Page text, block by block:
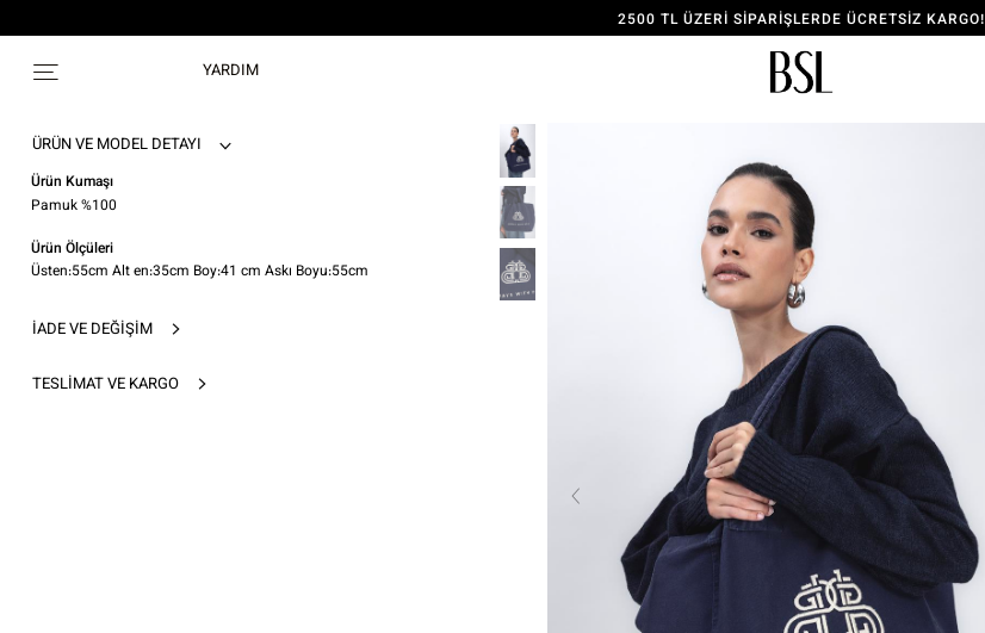
2500 TL ÜZERİ SİPARİŞLERDE ÜCRETSİZ KARGO!
ÜYE OL, 150 TL İNDİRİM KODU KAZAN!
YARDIM
ÜRÜN VE MODEL DETAYI
Ürün Kumaşı
Pamuk %100
Ürün Ölçüleri
Üsten:55cm Alt en:35cm Boy:41 cm Askı Boyu:55cm
İADE VE DEĞIŞIM
TESLIMAT VE KARGO